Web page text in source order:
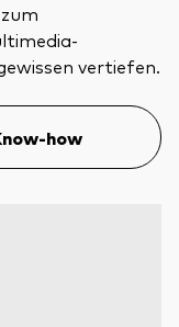
vertiefen.
how